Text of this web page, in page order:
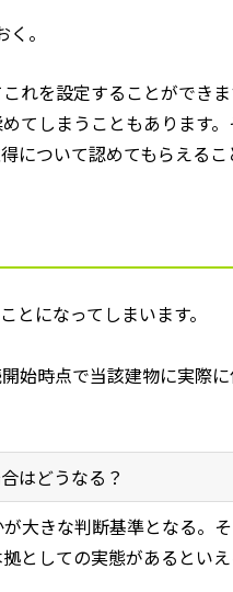
。
れを設定することができま
てしまうこともあります
ついて認めてもらえるこ
になってしまいます。
始時点で当該建物に実際
はどうなる？
大きな判断基準となる。
としての実態があるとい